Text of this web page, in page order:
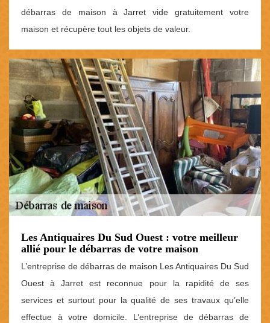
débarras de maison à Jarret vide gratuitement votre
maison et récupère tout les objets de valeur.
Les Antiquaires Du Sud Ouest : votre meilleur
allié pour le débarras de votre maison
L’entreprise de débarras de maison Les Antiquaires Du Sud
Ouest à Jarret est reconnue pour la rapidité de ses
services et surtout pour la qualité de ses travaux qu’elle
effectue à votre domicile. L’entreprise de débarras de